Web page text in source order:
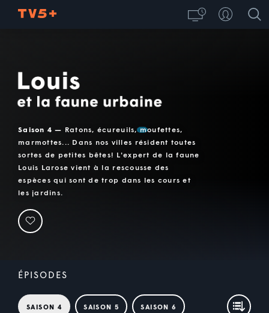
Saison 4 — Ratons, écureuils, moufettes,
marmottes... Dans nos villes résident toutes
sortes de petites bêtes! L'expert de la faune
Louis Larose vient à la rescousse des
espèces qui sont de trop dans les cours et
les jardins.
ÉPISODES
SAISON 4 SAISON 5 SAISON 6